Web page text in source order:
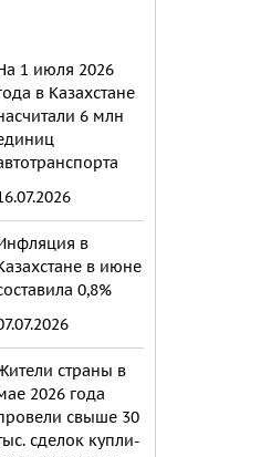
1 июля 2026
в Казахстане
6 млн
в
в июне
0,8%
страны в
2026 года
свыше 30
сделок купли-